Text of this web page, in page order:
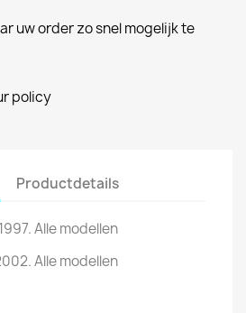
uw order zo snel mogelijk te
policy
Productdetails
Alle modellen
Alle modellen